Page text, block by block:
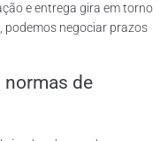
e entrega gira em torno
podemos negociar prazos
normas de